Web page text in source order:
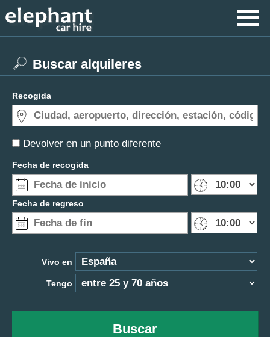
Devolver en un punto diferente
Buscar alquileres
Recogida
Fecha de recogida
Fecha de regreso
Vivo en
Tengo
Buscar